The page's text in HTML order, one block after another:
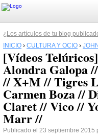
¿Los artículos de tu blog
INICIO › CULTURA Y OCIO ›
[Vídeos
Alondra Galopa
// X+M // Tigres
Carmen Boza //
Claret // Vico //
Marr //
Publicado el 23 septiembre 2015